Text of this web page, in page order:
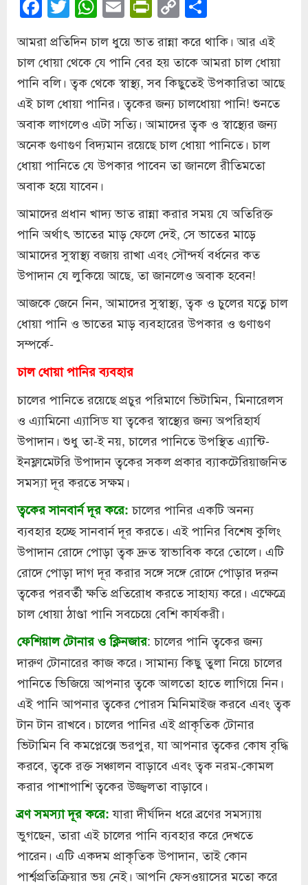
Facebook
Twitter
WhatsApp
EmailPrintFriendly
Copy
Link
আমরা প্রতিদিন চাল ধুয়ে ভাত রান্না করে থাকি। আর এই
চাল ধোয়া থেকে যে পানি বের হয় তাকে আমরা চাল ধোয়া
পানি বলি। ত্বক থেকে স্বাস্থ্য, সব কিছুতেই উপকারিতা আছে
এই চাল ধোয়া পানির। ত্বকের জন্য চালধোয়া পানি! শুনতে
অবাক লাগলেও এটা সত্যি। আমাদের ত্বক ও স্বাস্থ্যের জন্য
অনেক গুণাগুণ বিদ্যমান রয়েছে চাল ধোয়া পানিতে। চাল
ধোয়া পানিতে যে উপকার পাবেন তা জানলে রীতিমতো
অবাক হয়ে যাবেন।
আমাদের প্রধান খাদ্য ভাত রান্না করার সময় যে অতিরিক্ত
পানি অর্থাৎ ভাতের মাড় ফেলে দেই, সে ভাতের মাড়ে
আমাদের সুস্বাস্থ্য বজায় রাখা এবং সৌন্দর্য বর্ধনের কত
উপাদান যে লুকিয়ে আছে, তা জানলেও অবাক হবেন!
আজকে জেনে নিন, আমাদের সুস্বাস্থ্য, ত্বক ও চুলের যত্নে চাল
ধোয়া পানি ও ভাতের মাড় ব্যবহারের উপকার ও গুণাগুণ
সম্পর্কে-
চাল ধোয়া পানির ব্যবহার
চালের পানিতে রয়েছে প্রচুর পরিমাণে ভিটামিন, মিনারেলস
ও এ্যামিনো এ্যাসিড যা ত্বকের স্বাস্থ্যের জন্য অপরিহার্য
উপাদান। শুধু তা-ই নয়, চালের পানিতে উপস্থিত এ্যান্টি-
ইনফ্লামেটরি উপাদান ত্বকের সকল প্রকার ব্যাকটেরিয়াজনিত
সমস্যা দূর করতে সক্ষম।
ত্বকের সানবার্ন দূর করে:চালের পানির একটি অনন্য
ব্যবহার হচ্ছে সানবার্ন দূর করতে। এই পানির বিশেষ কুলিং
উপাদান রোদে পোড়া ত্বক দ্রুত স্বাভাবিক করে তোলে। এটি
রোদে পোড়া দাগ দূর করার সঙ্গে সঙ্গে রোদে পোড়ার দরুন
ত্বকের পরবর্তী ক্ষতি প্রতিরোধ করতে সাহায্য করে। এক্ষেত্রে
চাল ধোয়া ঠাণ্ডা পানি সবচেয়ে বেশি কার্যকরী।
ফেশিয়াল টোনার ও ক্লিনজার: চালের পানি ত্বকের জন্য
দারুণ টোনারের কাজ করে। সামান্য কিছু তুলা নিয়ে চালের
পানিতে ভিজিয়ে আপনার ত্বকে আলতো হাতে লাগিয়ে নিন।
এই পানি আপনার ত্বকের পোরস মিনিমাইজ করবে এবং ত্বক
টান টান রাখবে। চালের পানির এই প্রাকৃতিক টোনার
ভিটামিন বি কমপ্লেক্সে ভরপুর, যা আপনার ত্বকের কোষ বৃদ্ধি
করবে, ত্বকে রক্ত সঞ্চালন বাড়াবে এবং ত্বক নরম-কোমল
করার পাশাপাশি ত্বকের উজ্জ্বলতা বাড়াবে।
ব্রণ সমস্যা দূর করে: যারা দীর্ঘদিন ধরে ব্রণের সমস্যায়
ভুগছেন, তারা এই চালের পানি ব্যবহার করে দেখতে
পারেন। এটি একদম প্রাকৃতিক উপাদান, তাই কোন
পার্শ্বপ্রতিক্রিয়ার ভয় নেই। আপনি ফেসওয়াসের মতো করে